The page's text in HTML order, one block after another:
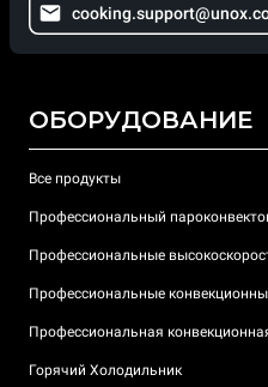
ОБОРУДОВАНИЕ
Все продукты
Профессиональный
Профессиональные
Профессиональные
Профессиональная
Горячий Холодильник